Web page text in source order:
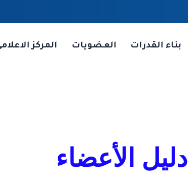
بناء القدرات العضويات المركز
دليل الأعضاء